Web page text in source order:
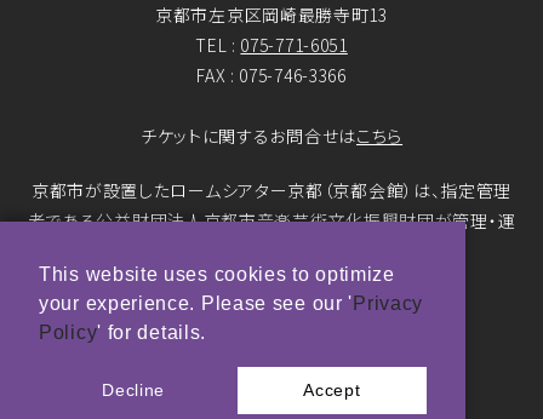
京都市左京区岡崎最勝寺町13
TEL : 075-771-6051
FAX : 075-746-3366
チケットに関するお問合せはこちら
京都市が設置したロームシアター京都（京都会館）は、指定管理
者である公益財団法人京都市音楽芸術文化振興財団が管理・運
© ROHM Theatre Kyoto. All rights reserved.
トップページメインバナー 撮影：市川靖史
This website uses cookies to optimize
your experience. Please see our ' Privacy
Policy' for details.
Decline Accept